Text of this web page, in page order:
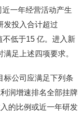
一年经营活动产生
发投入合计超过
低于15 亿。进入新
足上述四项要求。
标公司应满足下列条
润增速排名全部挂牌
的比例或近一年研发